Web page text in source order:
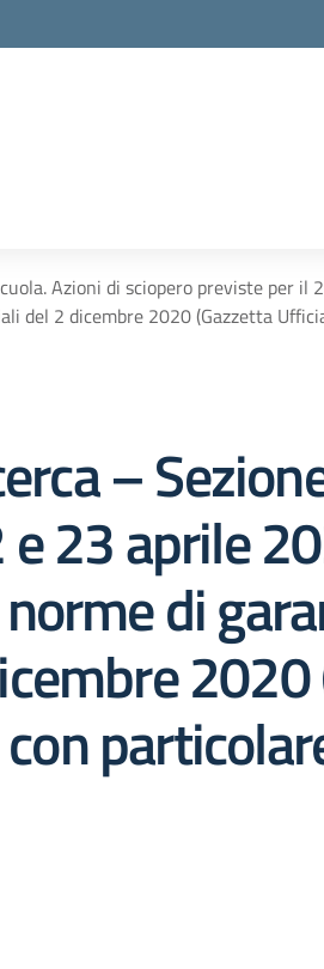
Azioni di sciopero previste per
del 2 dicembre 2020 (Gazzetta
–
23 aprile
di